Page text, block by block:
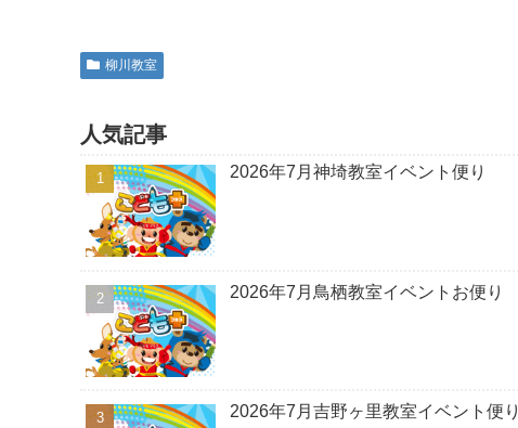
柳川教室
人気記事
2026年7月神埼教室イベント便り
2026年7月鳥栖教室イベントお便り
2026年7月吉野ヶ里教室イベント便り